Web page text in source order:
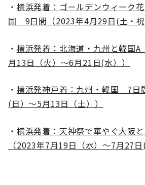
・ 横浜発着：ゴールデンウィーク
国 9日間（2023年4月29日(土・
・ 横浜発着：北海道・九州と韓国
月13日（火）～6月21日(水））
・ 横浜発神戸着：九州・韓国 7日
(日）～5月13日（土））
・ 横浜発着：天神祭で華やぐ大阪
（2023年7月19日（水）～7月27日(